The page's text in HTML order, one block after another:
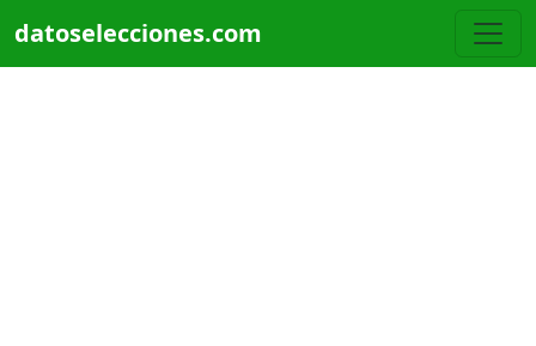
datoselecciones.com